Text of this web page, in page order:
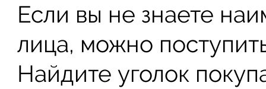
Если вы не знаете
лица, можно
Найдите уголок